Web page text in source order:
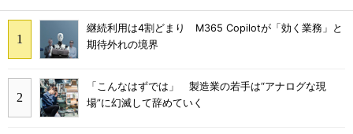
継続利用は4割どまり M365 Copilotが「効く業務」と
期待外れの境界
「こんなはずでは」 製造業の若手は“アナログな現
場”に幻滅して辞めていく